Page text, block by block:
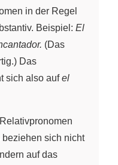
in der Regel
Beispiel: El
(Das
Das
sich also aufel
beziehen sich nicht
auf das